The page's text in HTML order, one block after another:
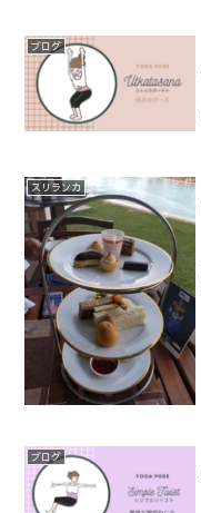
ブログ
スリランカ
ブログ